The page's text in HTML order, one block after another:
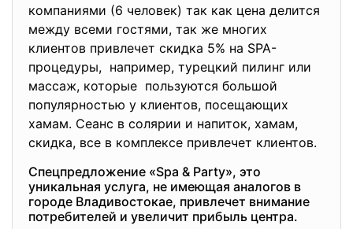
компаниями (6 человек) так как цена делится
между всеми гостями, так же многих
клиентов привлечет скидка 5% на SPA-
процедуры, например, турецкий пилинг или
массаж, которые пользуются большой
популярностью у клиентов, посещающих
хамам. Сеанс в солярии и напиток, хамам,
скидка, все в комплексе привлечет клиентов.
Спецпредложение «Spa & Party», это
уникальная услуга, не имеющая аналогов в
городе Владивостокае, привлечет внимание
потребителей и увеличит прибыль центра.